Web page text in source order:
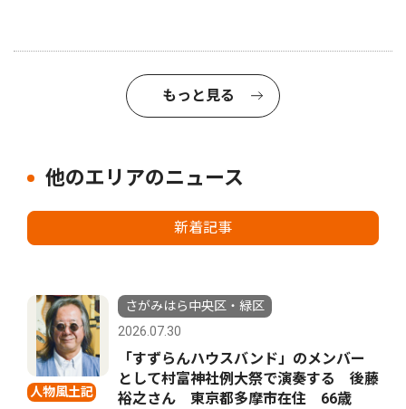
もっと見る
他のエリアのニュース
新着記事
人物風土記
さがみはら中央区・緑区
2026.07.30
「すずらんハウスバンド」のメンバー
として村富神社例大祭で演奏する 後藤
裕之さん 東京都多摩市在住 66歳